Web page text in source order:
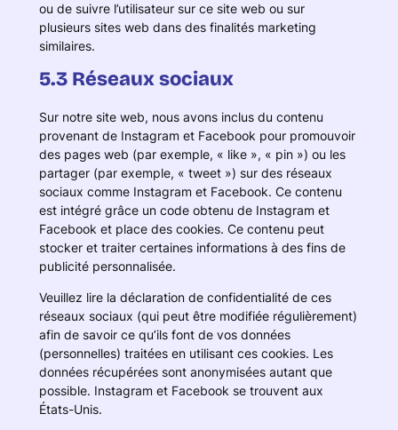
ou de suivre l’utilisateur sur ce site web ou sur
plusieurs sites web dans des finalités marketing
similaires.
5.3 Réseaux sociaux
Sur notre site web, nous avons inclus du contenu
provenant de Instagram et Facebook pour promouvoir
des pages web (par exemple, « like », « pin ») ou les
partager (par exemple, « tweet ») sur des réseaux
sociaux comme Instagram et Facebook. Ce contenu
est intégré grâce un code obtenu de Instagram et
Facebook et place des cookies. Ce contenu peut
stocker et traiter certaines informations à des fins de
publicité personnalisée.
Veuillez lire la déclaration de confidentialité de ces
réseaux sociaux (qui peut être modifiée régulièrement)
afin de savoir ce qu’ils font de vos données
(personnelles) traitées en utilisant ces cookies. Les
données récupérées sont anonymisées autant que
possible. Instagram et Facebook se trouvent aux
États-Unis.